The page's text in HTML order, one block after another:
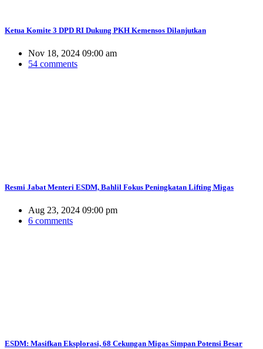
Ketua Komite 3 DPD RI Dukung PKH Kemensos Dilanjutkan
Nov 18, 2024 09:00 am
54 comments
Resmi Jabat Menteri ESDM, Bahlil Fokus Peningkatan Lifting Migas
Aug 23, 2024 09:00 pm
6 comments
ESDM: Masifkan Eksplorasi, 68 Cekungan Migas Simpan Potensi Besar